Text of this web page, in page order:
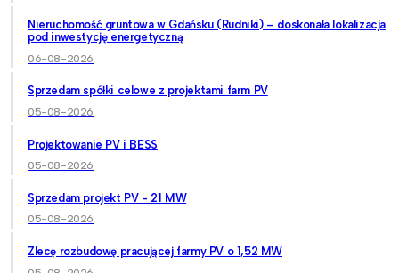
Nieruchomość gruntowa w Gdańsku (Rudniki) – doskonała lokalizacja
pod inwestycję energetyczną
06-08-2026
Sprzedam spółki celowe z projektami farm PV
05-08-2026
Projektowanie PV i BESS
05-08-2026
Sprzedam projekt PV - 21 MW
05-08-2026
Zlecę rozbudowę pracującej farmy PV o 1,52 MW